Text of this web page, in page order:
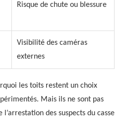
Risque de chute ou blessure
Visibilité des caméras
externes
les toits restent un choix
Mais ils ne sont pas
des suspects du casse